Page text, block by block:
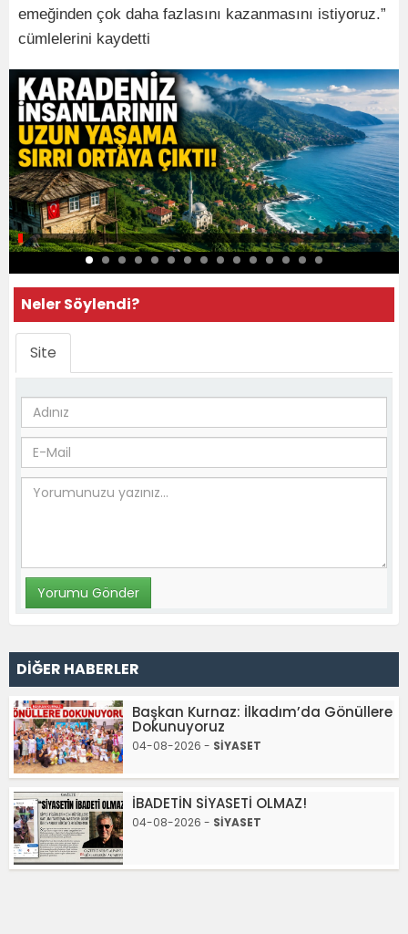
emeğinden çok daha fazlasını kazanmasını istiyoruz.”
cümlelerini kaydetti
Neler Söylendi?
Site
DİĞER HABERLER
Başkan Kurnaz: İlkadım’da Gönüllere
Dokunuyoruz
04-08-2026 - SİYASET
İBADETİN SİYASETİ OLMAZ!
04-08-2026 - SİYASET